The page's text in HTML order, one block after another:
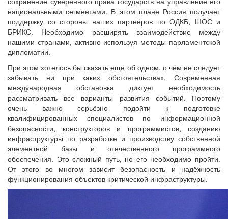
национальными сегментами. В этом плане Россия получает
поддержку со стороны наших партнёров по ОДКБ, ШОС и
БРИКС. Необходимо расширять взаимодействие между
нашими странами, активно используя методы парламентской
дипломатии.
При этом хотелось бы сказать ещё об одном, о чём не следует
забывать ни при каких обстоятельствах. Современная
международная обстановка диктует необходимость
рассматривать все варианты развития событий. Поэтому
очень важно серьёзно подойти к подготовке
квалифицированных специалистов по информационной
безопасности, конструкторов и программистов, созданию
инфраструктуры по разработке и производству собственной
элементной базы и отечественного программного
обеспечения. Это сложный путь, но его необходимо пройти.
От этого во многом зависит безопасность и надёжность
функционирования объектов критической инфраструктуры.